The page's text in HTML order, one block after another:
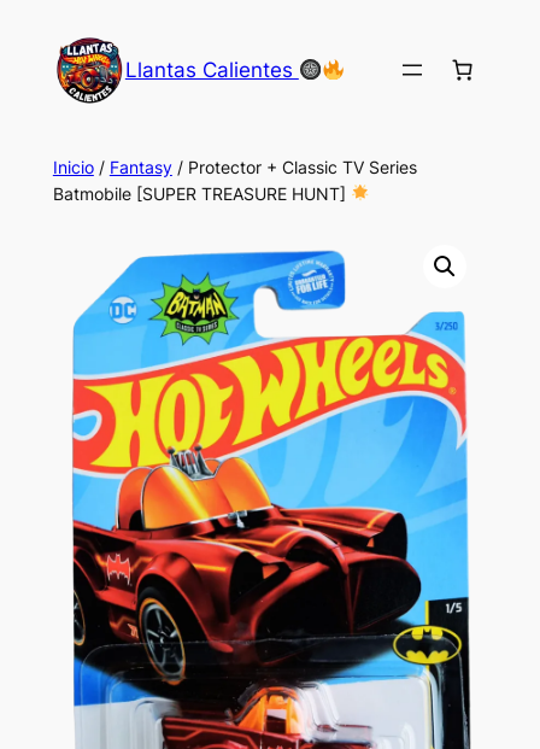
contenido
Llantas Calientes
Inicio/ Fantasy/ Protector + Classic TV Series
Batmobile [SUPER TREASURE HUNT]